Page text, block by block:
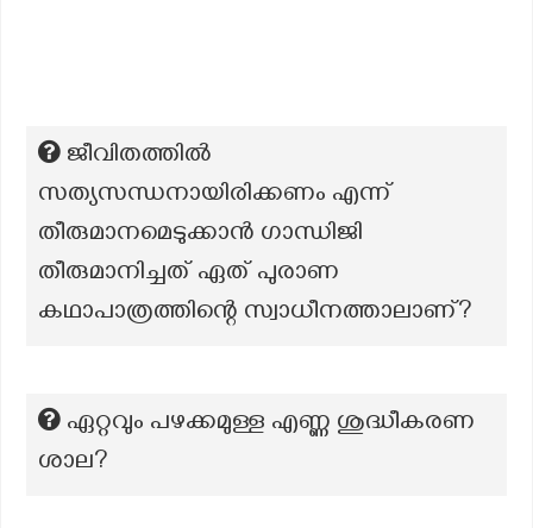
ജീവിതത്തിൽ
സത്യസന്ധനായിരിക്കണം എന്ന്
തീരുമാനമെടുക്കാൻ ഗാന്ധിജി
തീരുമാനിച്ചത് ഏത് പുരാണ
കഥാപാത്രത്തിന്റെ സ്വാധീനത്താലാണ്?
ഏറ്റവും പഴക്കമുള്ള എണ്ണ ശുദ്ധീകരണ
ശാല?